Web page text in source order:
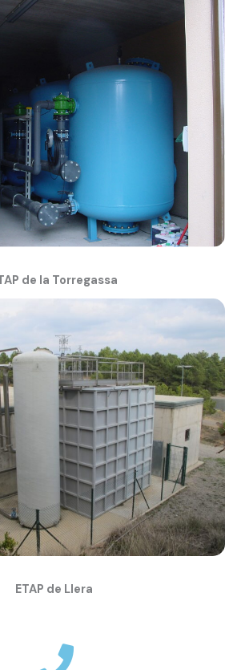
de la Torregassa
ETAP de Llera